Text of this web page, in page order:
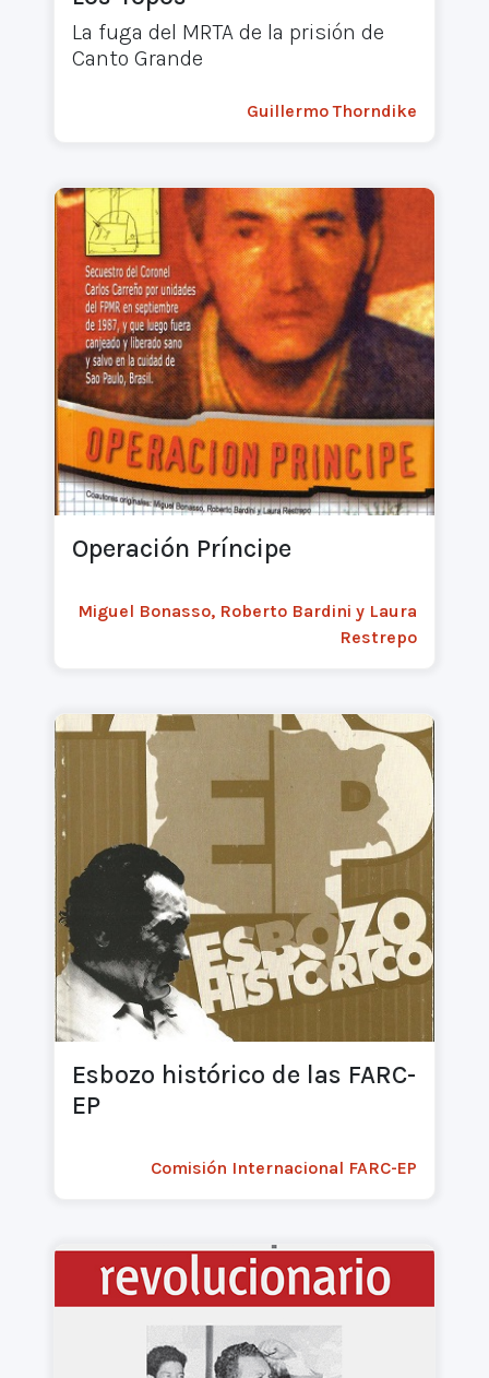
La fuga del MRTA de la prisión de
Canto Grande
Guillermo Thorndike
Operación Príncipe
Miguel Bonasso, Roberto Bardini y Laura
Restrepo
Esbozo histórico de las FARC-
EP
Comisión Internacional FARC-EP